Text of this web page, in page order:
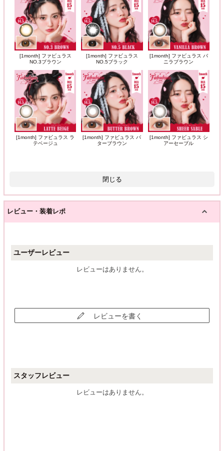
[1month] ファビュラス
NO.3ブラウン
[1month] ファビュラス
NO.5ブラック
[1month] ファビュラス バ
ニラブラウン
[1month] ファビュラス ラ
テベージュ
[1month] ファビュラス バ
ターブラウン
[1month] ファビュラス シ
アーセーブル
閉じる
レビュー・装着レポ
ユーザーレビュー
レビューはありません。
レビューを書く
スタッフレビュー
レビューはありません。